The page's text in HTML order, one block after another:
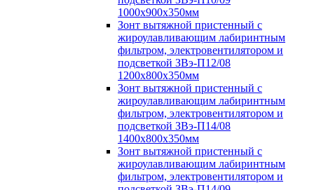
1000х900х350мм
Зонт вытяжной пристенный с
жироулавливающим лабиринтным
фильтром, электровентилятором и
подсветкой ЗВэ-П12/08
1200х800х350мм
Зонт вытяжной пристенный с
жироулавливающим лабиринтным
фильтром, электровентилятором и
подсветкой ЗВэ-П14/08
1400х800х350мм
Зонт вытяжной пристенный с
жироулавливающим лабиринтным
фильтром, электровентилятором и